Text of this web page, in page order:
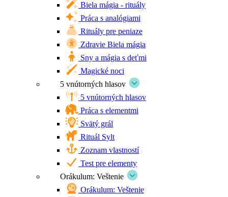
Biela mágia - rituály
Práca s analógiami
Rituály pre peniaze
Zdravie Biela mágia
Sny a mágia s deťmi
Magické noci
5 vnútorných hlasov
5 vnútorných hlasov
Práca s elementmi
Svätý grál
Rituál Sylt
Zoznam vlastností
Test pre elementy
Orákulum: Veštenie
Orákulum: Veštenie